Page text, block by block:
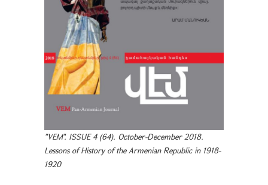
"VEM". ISSUE 4 (64). October-December 2018.
Lessons of History of the Armenian Republic in 1918-
1920